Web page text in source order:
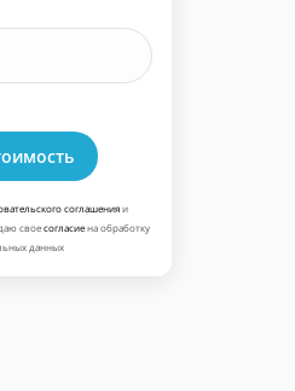
соглашенияи
своесогласиена обработку
данных